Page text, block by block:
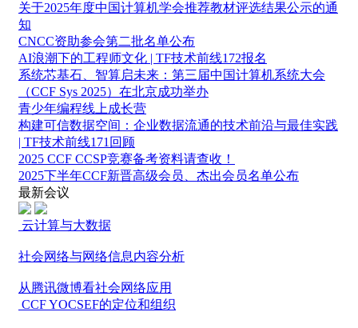
关于2025年度中国计算机学会推荐教材评选结果公示的通
知
CNCC资助参会第二批名单公布
AI浪潮下的工程师文化 | TF技术前线172报名
系统芯基石、智算启未来：第三届中国计算机系统大会
（CCF Sys 2025）在北京成功举办
青少年编程线上成长营
构建可信数据空间：企业数据流通的技术前沿与最佳实践
| TF技术前线171回顾
2025 CCF CCSP竞赛备考资料请查收！
2025下半年CCF新晋高级会员、杰出会员名单公布
最新会议
云计算与大数据
社会网络与网络信息内容分析
从腾讯微博看社会网络应用
CCF YOCSEF的定位和组织